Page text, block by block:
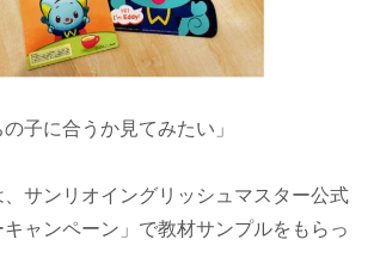
の子に合うか見てみたい」
サンリオイングリッシュマスター公式
ャンペーン」で教材サンプルをもらっ